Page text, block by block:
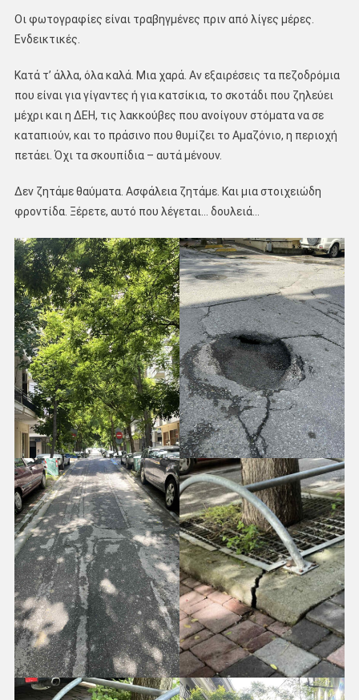
Οι φωτογραφίες είναι τραβηγμένες πριν από λίγες μέρες.
Ενδεικτικές.
Κατά τ’ άλλα, όλα καλά. Μια χαρά. Αν εξαιρέσεις τα πεζοδρόμια
που είναι για γίγαντες ή για κατσίκια, το σκοτάδι που ζηλεύει
μέχρι και η ΔΕΗ, τις λακκούβες που ανοίγουν στόματα να σε
καταπιούν, και το πράσινο που θυμίζει το Αμαζόνιο, η περιοχή
πετάει. Όχι τα σκουπίδια – αυτά μένουν.
Δεν ζητάμε θαύματα. Ασφάλεια ζητάμε. Και μια στοιχειώδη
φροντίδα. Ξέρετε, αυτό που λέγεται… δουλειά…